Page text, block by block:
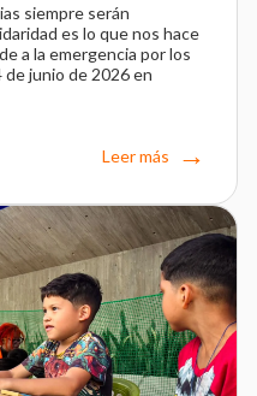
siempre serán
es lo que nos hace
a la emergencia por los
junio de 2026 en
Leer más